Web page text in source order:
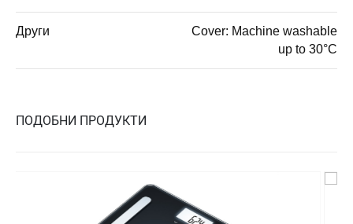
Други
Cover: Machine washable
up to 30°C
ПОДОБНИ ПРОДУКТИ